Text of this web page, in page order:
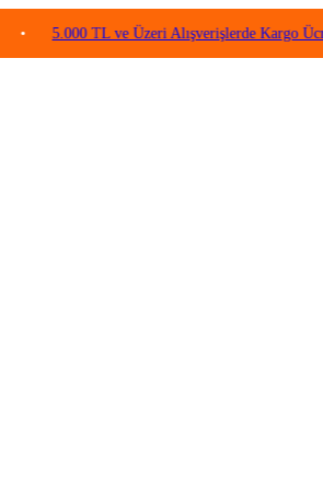
5.000 TL ve Üzeri Alışverişlerde Kargo Ücretsiz!